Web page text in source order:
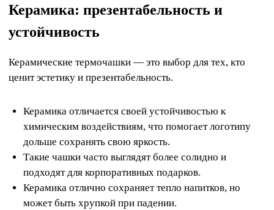
Керамика: презентабельность и
устойчивость
Керамические термочашки — это выбор для тех, кто
ценит эстетику и презентабельность.
Керамика отличается своей устойчивостью к
химическим воздействиям, что помогает логотипу
дольше сохранять свою яркость.
Такие чашки часто выглядят более солидно и
подходят для корпоративных подарков.
Керамика отлично сохраняет тепло напитков, но
может быть хрупкой при падении.